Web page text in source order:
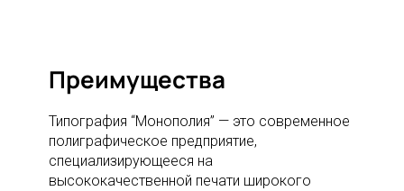
Преимущества
Типография “Монополия” — это современное
полиграфическое предприятие,
специализирующееся на
высококачественной печати широкого